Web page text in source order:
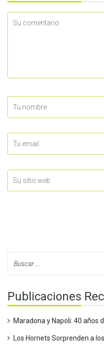
Publicaciones
Maradona y Napoli: 40 años
Los Hornets Sorprenden a